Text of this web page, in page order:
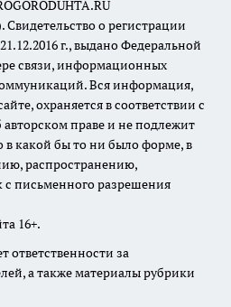
о регистрации
г., выдано Федеральной
связи, информационных
Вся информация,
охраняется в соответствии с
праве и не подлежит
какой бы то ни было форме, в
распространению,
с письменного разрешения
16+.
ответственности за
а также материалы рубрики